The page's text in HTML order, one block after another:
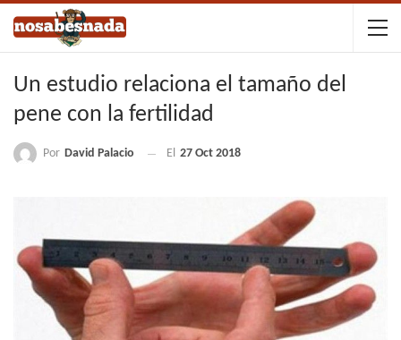
Un estudio relaciona el tamaño del
pene con la fertilidad
Por David Palacio El 27 Oct 2018